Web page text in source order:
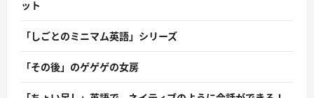
ット
「しごとのミニマム英語」シリーズ
「その後」のゲゲゲの女房